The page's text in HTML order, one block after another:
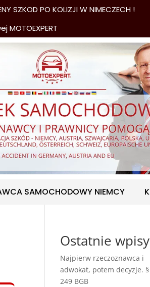
PO KOLIZJI W NIMECZECH !
SAMOCHODOWY NIEMCY
Ostatnie wpisy
Najpierw rzeczoznawca i
adwokat, potem decyzje. §
249 BGB